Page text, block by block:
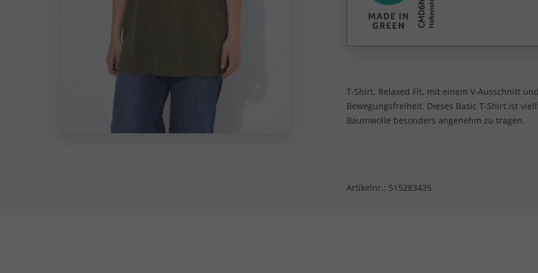
T-Shirt, Relaxed Fit, mit einem V-Ausschnitt
Bewegungsfreiheit. Dieses Basic T-Shirt ist
Baumwolle besonders angenehm zu tragen.
Artikelnr.: 515283435